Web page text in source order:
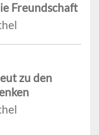
Freundschaft
zu den